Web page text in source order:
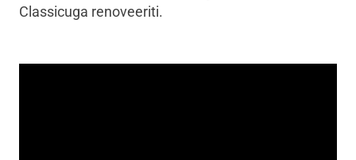
Classicuga renoveeriti.